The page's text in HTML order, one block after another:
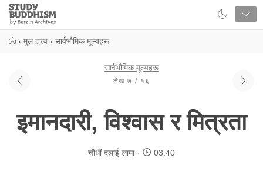
Close
Study
Buddhism
› मूल तत्त्व › सार्वभौमिक मूल्यहरू
सार्वभौमिक मूल्यहरू
लेख ७ / १६
इमानदारी, विश्वास र मित्रता
चौधौं दलाई लामा 03:40